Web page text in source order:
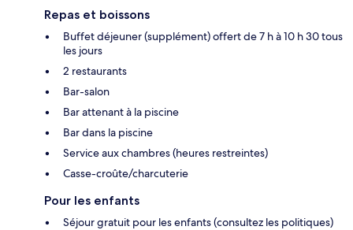
Repas et boissons
Buffet déjeuner (supplément) offert de 7 h à 10 h 30 tous
les jours
2 restaurants
Bar-salon
Bar attenant à la piscine
Bar dans la piscine
Service aux chambres (heures restreintes)
Casse-croûte/charcuterie
Pour les enfants
Séjour gratuit pour les enfants (consultez les politiques)